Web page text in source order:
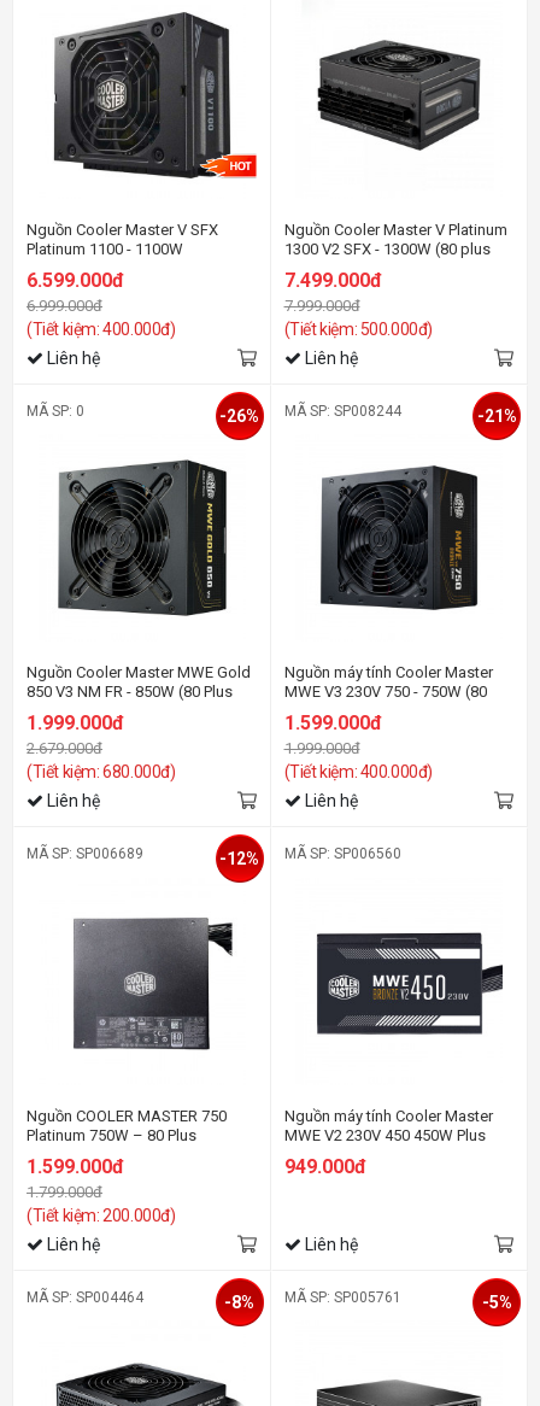
Nguồn Cooler Master V SFX
Platinum 1100 - 1100W
6.599.000đ
6.999.000đ
(Tiết kiệm: 400.000đ)
Liên hệ
Nguồn Cooler Master V Platinum
1300 V2 SFX - 1300W (80 plus
7.499.000đ
7.999.000đ
(Tiết kiệm: 500.000đ)
Liên hệ
MÃ SP: 0
Nguồn Cooler Master MWE Gold
850 V3 NM FR - 850W (80 Plus
Gold/ATX3.1)
1.999.000đ
2.679.000đ
(Tiết kiệm: 680.000đ)
-26%
Liên hệ
MÃ SP: SP008244
Nguồn máy tính Cooler Master
MWE V3 230V 750 - 750W (80
Plus Bronze/ATX3.1)
1.599.000đ
1.999.000đ
(Tiết kiệm: 400.000đ)
-21%
Liên hệ
MÃ SP: SP006689
Nguồn COOLER MASTER 750
Platinum 750W – 80 Plus
Range
1.599.000đ
1.799.000đ
(Tiết kiệm: 200.000đ)
-12%
Liên hệ
MÃ SP: SP006560
Nguồn máy tính Cooler Master
MWE V2 230V 450 450W Plus
Đen)
949.000đ
Liên hệ
MÃ SP: SP004464 -8% MÃ SP: SP005761 -5%